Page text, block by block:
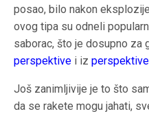
posao, bilo nakon
ovog tipa su odneli
saborac, što je dosupno za
perspektive i iz
Još zanimljivije je to što
da se rakete mogu jahati,